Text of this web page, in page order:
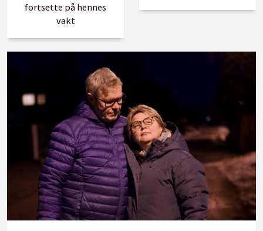
fortsette på hennes
vakt